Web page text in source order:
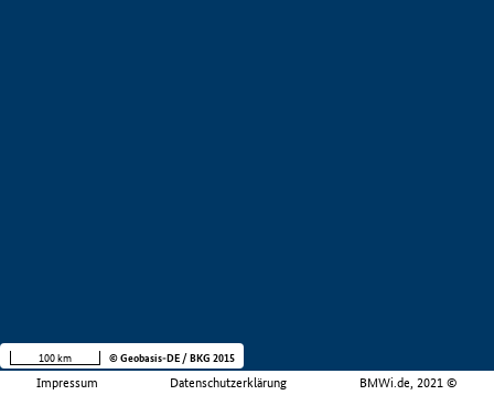
Impressum Datenschutzerklärung BMWi.de, 2021 ©
100 km © Geobasis-DE / BKG 2015